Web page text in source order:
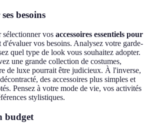
besoins
sélectionner vos accessoires essentiels pour
d'évaluer vos besoins. Analysez votre garde-
quel type de look vous souhaitez adopter.
une grande collection de costumes,
de luxe pourrait être judicieux. À l'inverse,
des accessoires plus simples et
Pensez à votre mode de vie, vos activités
stylistiques.
budget